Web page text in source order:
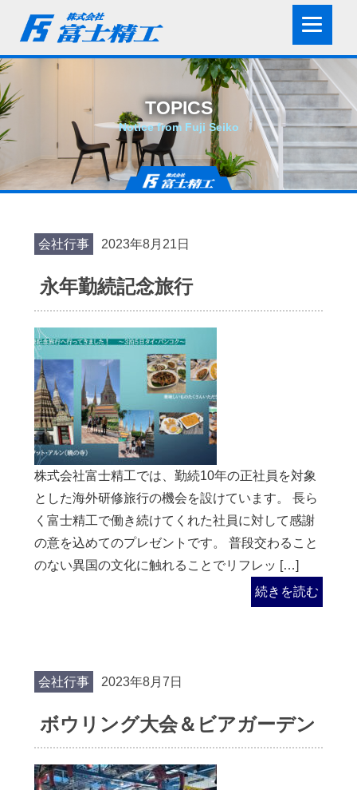
TOPICS
Notice from Fuji Seiko
会社行事 2023年8月21日
永年勤続記念旅行
株式会社富士精工では、勤続10年の正社員を対象
とした海外研修旅行の機会を設けています。 長ら
く富士精工で働き続けてくれた社員に対して感謝
の意を込めてのプレゼントです。 普段交わること
のない異国の文化に触れることでリフレッ […]
続きを読む
会社行事 2023年8月7日
ボウリング大会＆ビアガーデン